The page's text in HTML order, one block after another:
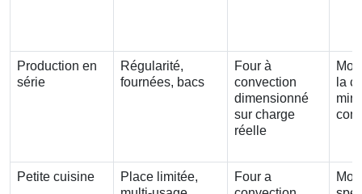
Production en
série
Régularité,
fournées, bacs
Four à
convection
dimensionné
sur charge
réelle
la
Petite cuisine
Place limitée,
Four a